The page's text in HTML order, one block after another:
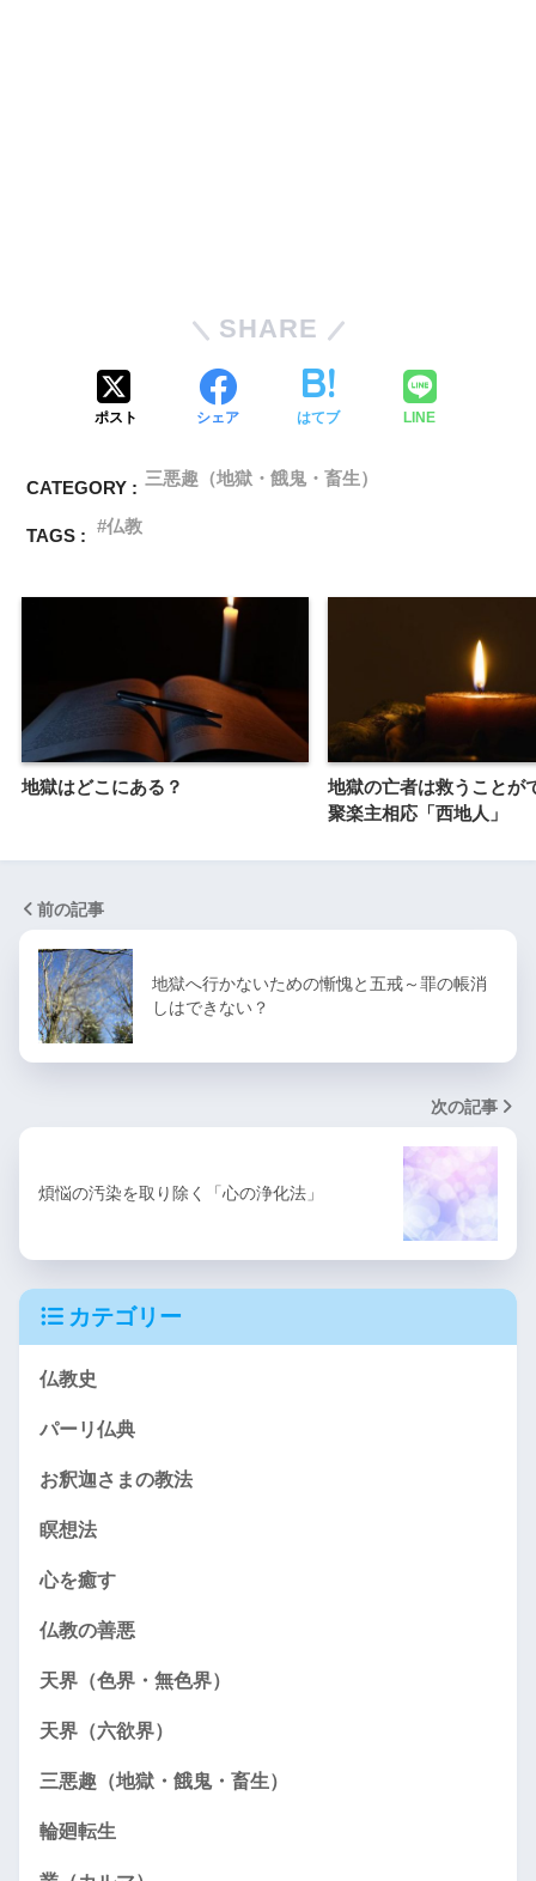
SHARE
ポスト シェア はてブ LINE
CATEGORY : 三悪趣（地獄・餓鬼・畜生）
TAGS : 仏教
地獄はどこにある？
地獄の亡者は救うことが
聚楽主相応「西地人」
前の記事
地獄へ行かないための慚愧と五戒～罪の帳消
しはできない？
次の記事
煩悩の汚染を取り除く「心の浄化法」
カテゴリー
仏教史
パーリ仏典
お釈迦さまの教法
瞑想法
心を癒す
仏教の善悪
天界（色界・無色界）
天界（六欲界）
三悪趣（地獄・餓鬼・畜生）
輪廻転生